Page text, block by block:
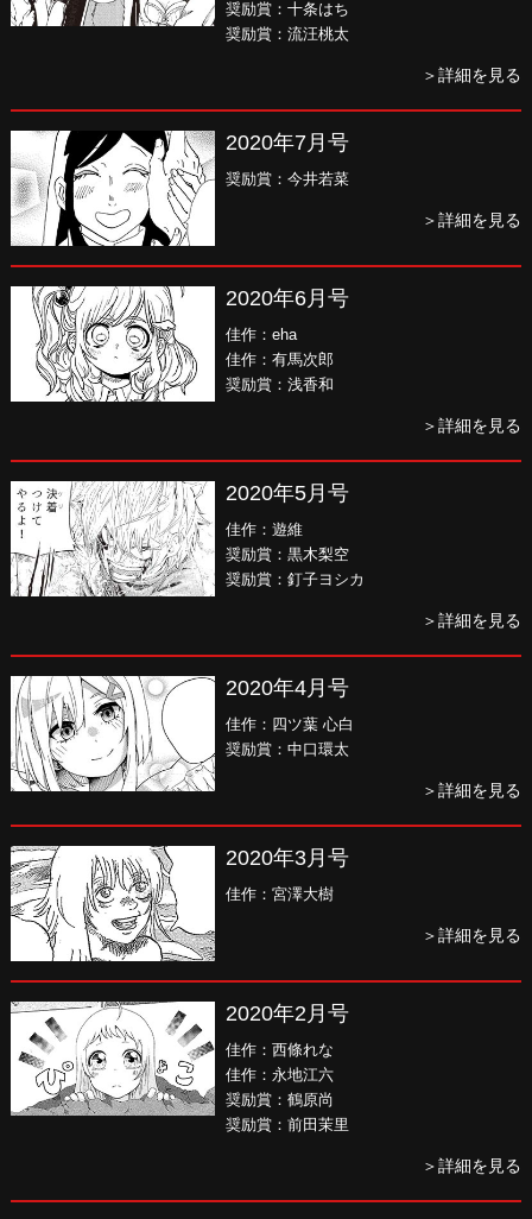
奨励賞：十条はち
奨励賞：流汪桃太
＞詳細を見る
2020年7月号
奨励賞：今井若菜
＞詳細を見る
2020年6月号
佳作：eha
佳作：有馬次郎
奨励賞：浅香和
＞詳細を見る
2020年5月号
佳作：遊維
奨励賞：黒木梨空
奨励賞：釘子ヨシカ
＞詳細を見る
2020年4月号
佳作：四ツ葉 心白
奨励賞：中口環太
＞詳細を見る
2020年3月号
佳作：宮澤大樹
＞詳細を見る
2020年2月号
佳作：西條れな
佳作：永地江六
奨励賞：鶴原尚
奨励賞：前田茉里
＞詳細を見る